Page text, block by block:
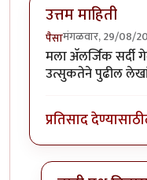
उत्तम माहिती
पैसामंगळवार, 29/08/
मला अ‍ॅलर्जिक सर्दी
उत्सुकतेने पुढील
प्रतिसाद देण्यासाठी